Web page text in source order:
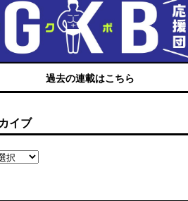
過去の連載はこちら
イブ